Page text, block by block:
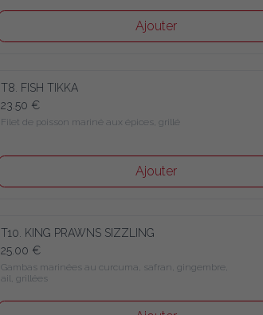
Ajouter
T8. FISH TIKKA
23.50 €
Filet de poisson mariné aux épices, grillé
Ajouter
T10. KING PRAWNS SIZZLING
25.00 €
Gambas marinées au curcuma, safran, gingembre, ail, grillées